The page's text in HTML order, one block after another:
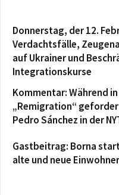
Donnerstag, der 12.
Verdachtsfälle,
auf Ukrainer und
Integrationskurse
Kommentar: Während
„Remigration“
Pedro Sánchez in der
Gastbeitrag: Borna
alte und neue Einwohner